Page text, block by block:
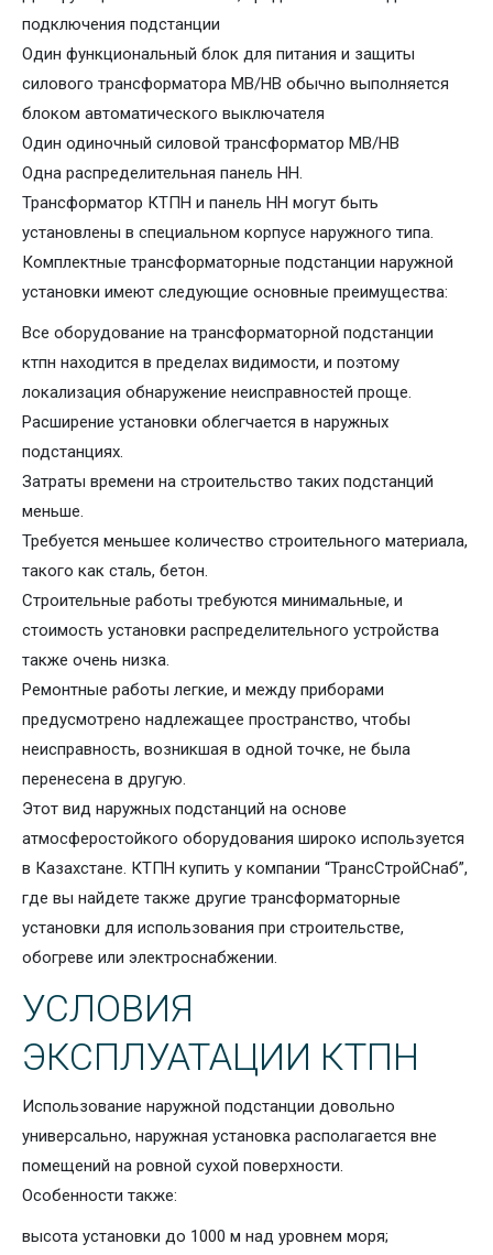
подключения подстанции
Один функциональный блок для питания и защиты
силового трансформатора МВ/НВ обычно выполняется
блоком автоматического выключателя
Один одиночный силовой трансформатор МВ/НВ
Одна распределительная панель НН.
Трансформатор КТПН и панель НН могут быть
установлены в специальном корпусе наружного типа.
Комплектные трансформаторные подстанции наружной
установки имеют следующие основные преимущества:
Все оборудование на трансформаторной подстанции
ктпн находится в пределах видимости, и поэтому
локализация обнаружение неисправностей проще.
Расширение установки облегчается в наружных
подстанциях.
Затраты времени на строительство таких подстанций
меньше.
Требуется меньшее количество строительного материала,
такого как сталь, бетон.
Строительные работы требуются минимальные, и
стоимость установки распределительного устройства
также очень низка.
Ремонтные работы легкие, и между приборами
предусмотрено надлежащее пространство, чтобы
неисправность, возникшая в одной точке, не была
перенесена в другую.
Этот вид наружных подстанций на основе
атмосферостойкого оборудования широко используется
в Казахстане. КТПН купить у компании “ТрансСтройСнаб”,
где вы найдете также другие трансформаторные
установки для использования при строительстве,
обогреве или электроснабжении.
УСЛОВИЯ
ЭКСПЛУАТАЦИИ КТПН
Использование наружной подстанции довольно
универсально, наружная установка располагается вне
помещений на ровной сухой поверхности.
Особенности также:
высота установки до 1000 м над уровнем моря;